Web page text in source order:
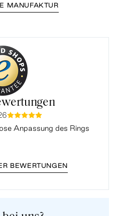
MANUFAKTUR
mmmmm
Anpassung des Rings
BEWERTUNGEN